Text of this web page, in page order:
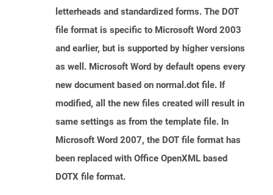
letterheads and standardized forms. The DOT
file format is specific to Microsoft Word 2003
and earlier, but is supported by higher versions
as well. Microsoft Word by default opens every
new document based on normal.dot file. If
modified, all the new files created will result in
same settings as from the template file. In
Microsoft Word 2007, the DOT file format has
been replaced with Office OpenXML based
DOTX file format.